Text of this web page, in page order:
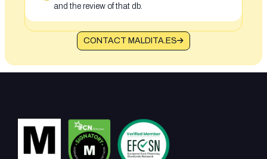
and the review of that db.
CONTACT MALDITA.ES